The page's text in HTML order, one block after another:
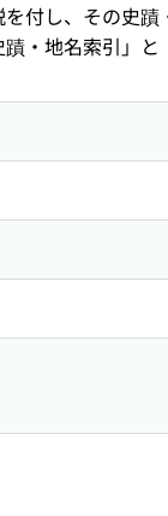
付し、その史
・地名索引」と